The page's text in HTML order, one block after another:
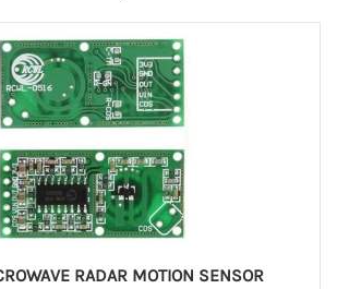
RADAR MOTION SENSOR